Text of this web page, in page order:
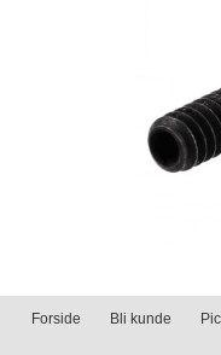
Forside Bli kunde